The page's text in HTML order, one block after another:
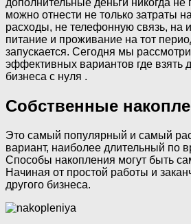
можно отнести не только затраты
расходы, не телефонную связь, на
питание и проживание на тот
запускается. Сегодня мы
эффективных вариантов где взять
бизнеса с нуля .
Собственные
Это самый популярный и самый
вариант, наиболее длительный по
Способы накопления могут быть
Начиная от простой работы и
другого бизнеса.